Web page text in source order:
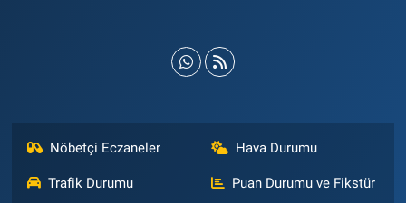
Nöbetçi Eczaneler Hava Durumu
Trafik Durumu Puan Durumu ve Fikstür